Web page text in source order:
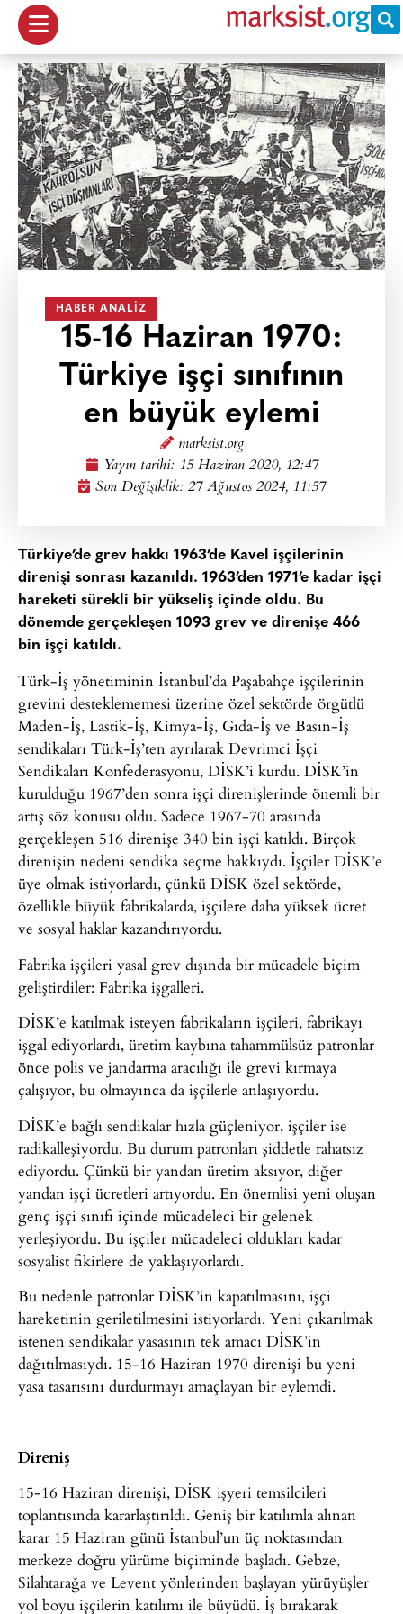
HABER ANALIZ
15-16 Haziran 1970:
Türkiye işçi sınıfının
en büyük eylemi
marksist.org
Yayın tarihi: 15 Haziran 2020, 12:47
Son Değişiklik: 27 Ağustos 2024, 11:57
Türkiye’de grev hakkı 1963’de Kavel işçilerinin
direnişi sonrası kazanıldı. 1963’den 1971’e kadar işçi
hareketi sürekli bir yükseliş içinde oldu. Bu
dönemde gerçekleşen 1093 grev ve direnişe 466
bin işçi katıldı.
Türk-İş yönetiminin İstanbul’da Paşabahçe işçilerinin
grevini desteklememesi üzerine özel sektörde örgütlü
Maden-İş, Lastik-İş, Kimya-İş, Gıda-İş ve Basın-İş
sendikaları Türk-İş’ten ayrılarak Devrimci İşçi
Sendikaları Konfederasyonu, DİSK’i kurdu. DİSK’in
kurulduğu 1967’den sonra işçi direnişlerinde önemli bir
artış söz konusu oldu. Sadece 1967-70 arasında
gerçekleşen 516 direnişe 340 bin işçi katıldı. Birçok
direnişin nedeni sendika seçme hakkıydı. İşçiler DİSK’e
üye olmak istiyorlardı, çünkü DİSK özel sektörde,
özellikle büyük fabrikalarda, işçilere daha yüksek ücret
ve sosyal haklar kazandırıyordu.
Fabrika işçileri yasal grev dışında bir mücadele biçim
geliştirdiler: Fabrika işgalleri.
DİSK’e katılmak isteyen fabrikaların işçileri, fabrikayı
işgal ediyorlardı, üretim kaybına tahammülsüz patronlar
önce polis ve jandarma aracılığı ile grevi kırmaya
çalışıyor, bu olmayınca da işçilerle anlaşıyordu.
DİSK’e bağlı sendikalar hızla güçleniyor, işçiler ise
radikalleşiyordu. Bu durum patronları şiddetle rahatsız
ediyordu. Çünkü bir yandan üretim aksıyor, diğer
yandan işçi ücretleri artıyordu. En önemlisi yeni oluşan
genç işçi sınıfı içinde mücadeleci bir gelenek
yerleşiyordu. Bu işçiler mücadeleci oldukları kadar
sosyalist fikirlere de yaklaşıyorlardı.
Bu nedenle patronlar DİSK’in kapatılmasını, işçi
hareketinin geriletilmesini istiyorlardı. Yeni çıkarılmak
istenen sendikalar yasasının tek amacı DİSK’in
dağıtılmasıydı. 15-16 Haziran 1970 direnişi bu yeni
yasa tasarısını durdurmayı amaçlayan bir eylemdi.
Direniş
15-16 Haziran direnişi, DİSK işyeri temsilcileri
toplantısında kararlaştırıldı. Geniş bir katılımla alınan
karar 15 Haziran günü İstanbul’un üç noktasından
merkeze doğru yürüme biçiminde başladı. Gebze,
Silahtarağa ve Levent yönlerinden başlayan yürüyüşler
yol boyu işçilerin katılımı ile büyüdü. İş bırakarak